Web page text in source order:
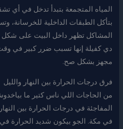
المياه المتجمعة بتبدأ تدخل في أي
بتأكل الطبقات الداخلية للخرسانة،
المشاكل تظهر داخل البيت على شكل
دي كفيلة إنها تسبب ضرر كبير في
مجهز بشكل صح.
فرق درجات الحرارة بين النهار والليل
من الحاجات اللي ناس كتير ما
المفاجئة في درجات الحرارة بين
في مكة. الجو بيكون شديد الحرارة في